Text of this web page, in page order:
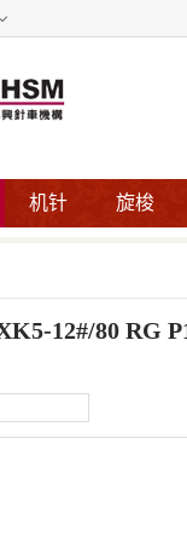
机针 旋梭
12#/80 RG